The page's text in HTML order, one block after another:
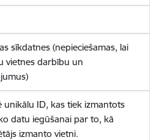
sīkdatnes (nepieciešamas, lai
vietnes darbību un
unikālu ID, kas tiek izmantots
datu iegūšanai par to, kā
izmanto vietni.